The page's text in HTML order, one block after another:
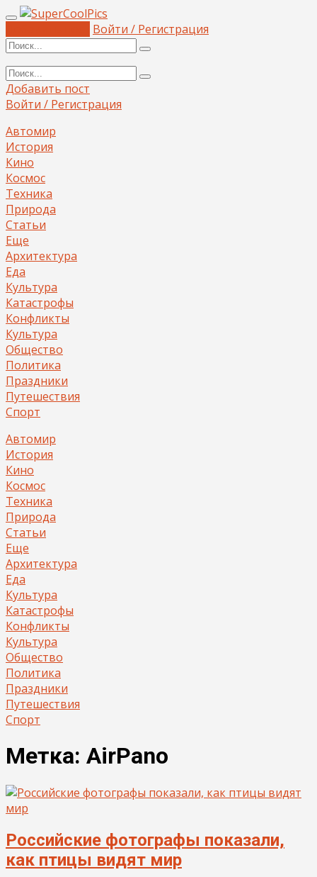
Войти / Регистрация
Добавить пост
Войти / Регистрация
Автомир
История
Кино
Космос
Техника
Природа
Статьи
Еще
Архитектура
Еда
Культура
Катастрофы
Конфликты
Культура
Общество
Политика
Праздники
Путешествия
Спорт
Автомир
История
Кино
Космос
Техника
Природа
Статьи
Еще
Архитектура
Еда
Культура
Катастрофы
Конфликты
Культура
Общество
Политика
Праздники
Путешествия
Спорт
Метка: AirPano
Российские фотографы показали,
как птицы видят мир